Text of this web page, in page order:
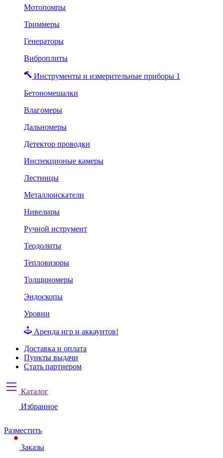
Мотопомпы
Триммеры
Генераторы
Виброплиты
Инструменты и измерительные приборы 1
Бетономешалки
Влагомеры
Дальномеры
Детектор проводки
Инспекционые камеры
Лестницы
Металлоискатели
Нивелиры
Ручной иструмент
Теодолиты
Тепловизоры
Толщиномеры
Эндоскопы
Уровни
Аренда игр и аккаунтов!
Доставка и оплата
Пункты выдачи
Стать партнером
Каталог
Избранное
Разместить
Заказы